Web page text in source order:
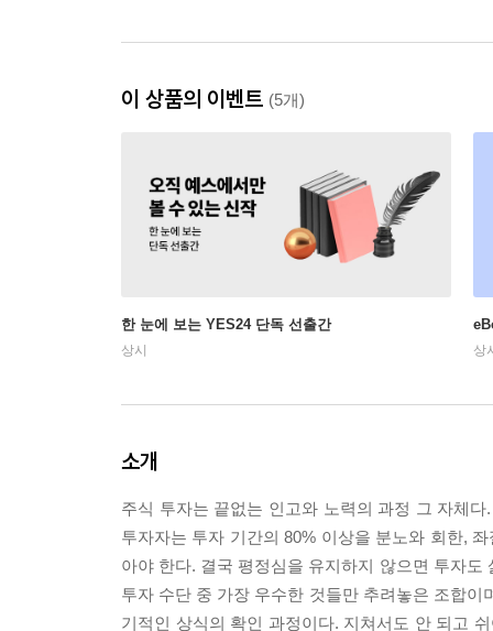
이 상품의 이벤트 (5개)
한 눈에 보는 YES24 단독 선출간
상시 상
소개
주식 투자는 끝없는 인고와 노력의 과정 그 자체
투자자는 투자 기간의 80% 이상을 분노와 회한,
아야 한다. 결국 평정심을 유지하지 않으면 투자
투자 수단 중 가장 우수한 것들만 추려놓은 조합
기적인 상식의 확인 과정이다. 지쳐서도 안 되고